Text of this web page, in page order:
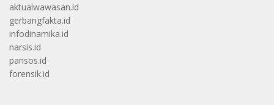
aktualwawasan.id
gerbangfakta.id
infodinamika.id
narsis.id
pansos.id
forensik.id